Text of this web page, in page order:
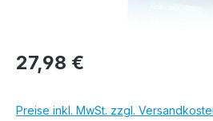
27,98 €
Preise inkl. MwSt. zzgl.